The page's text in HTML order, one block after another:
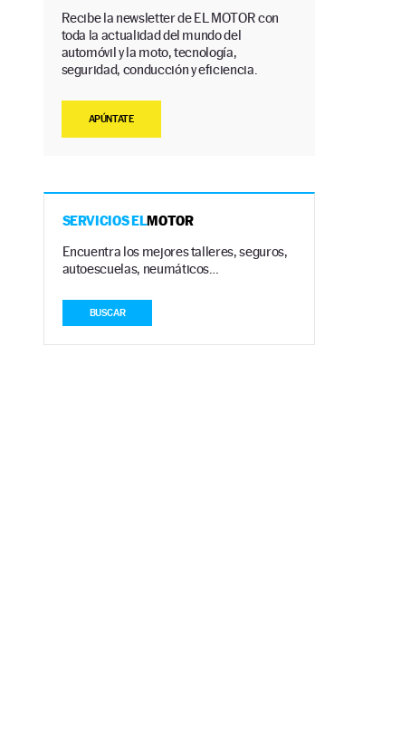
Recibe la newsletter de EL MOTOR con
toda la actualidad del mundo del
automóvil y la moto, tecnología,
seguridad, conducción y eficiencia.
APÚNTATE
SERVICIOS ELMOTOR
Encuentra los mejores talleres, seguros,
autoescuelas, neumáticos…
BUSCAR